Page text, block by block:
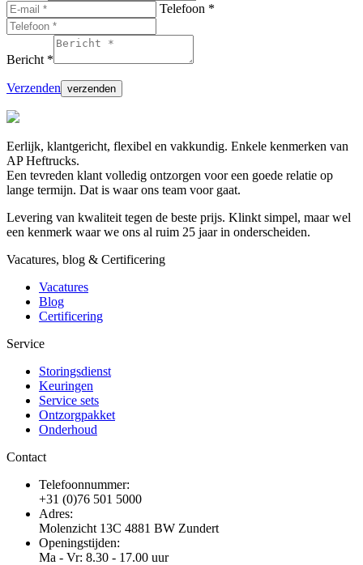
Telefoon *
Bericht *
Verzenden
Eerlijk, klantgericht, flexibel en vakkundig. Enkele kenmerken van
AP Heftrucks.
Een tevreden klant volledig ontzorgen voor een goede relatie op
lange termijn. Dat is waar ons team voor gaat.
Levering van kwaliteit tegen de beste prijs. Klinkt simpel, maar wel
een kenmerk waar we ons al ruim 25 jaar in onderscheiden.
Vacatures, blog & Certificering
Vacatures
Blog
Certificering
Service
Storingsdienst
Keuringen
Service sets
Ontzorgpakket
Onderhoud
Contact
Telefoonnummer:
+31 (0)76 501 5000
Adres:
Molenzicht 13C 4881 BW Zundert
Openingstijden:
Ma - Vr: 8.30 - 17.00 uur